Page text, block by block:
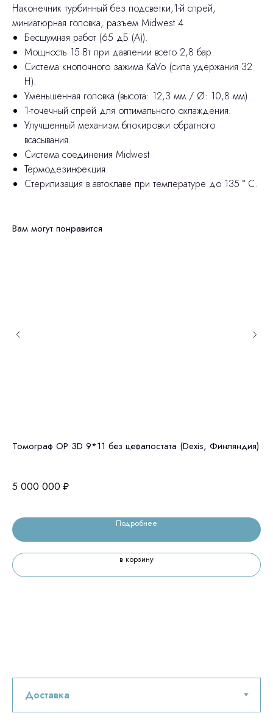
Наконечник турбинный без подсветки,1-й спрей,
миниатюрная головка, разъем Midwest 4
Бесшумная работ (65 дБ (A)).
Мощность 15 Вт при давлении всего 2,8 бар.
Система кнопочного зажима KaVo (сила удержания 32
Н).
Уменьшенная головка (высота: 12,3 мм / Ø: 10,8 мм).
1-точечный спрей для оптимального охлаждения.
Улучшенный механизм блокировки обратного
всасывания.
Система соединения Midwest
Термодезинфекция.
Стерилизация в автоклаве при температуре до 135 ° C.
Вам могут понравится
Томограф OP 3D 9*11 без цефалостата (Dexis, Финляндия)
5 000 000 ₽
Подробнее
в корзину